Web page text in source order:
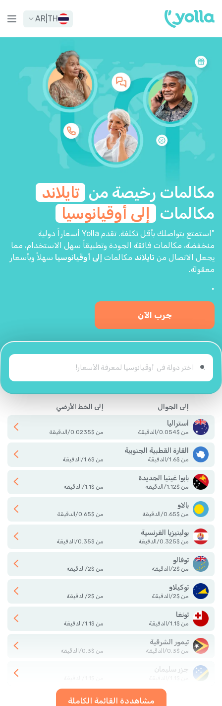
TH
AR
مكالمات رخيصة من تايلاند
مكالمات
إلى أوقيانوسيا
"استمتع بتواصلك بأقل تكلفة. تقدم Yolla أسعاراً دولية
منخفضة، مكالمات فائقة الجودة وتطبيقاً سهل الاستخدام، مما
يجعل الاتصال من تايلاند مكالمات إلى أوقيانوسيا سهلاً وبأسعار
معقولة.
"
جرب الآن
إلى الجوال
إلى الخط الأرضي
أستراليا
من $
0.054
/الدقيقة من $
0.0235
/الدقيقة
القارة القطبية الجنوبية
من $
1.6
/الدقيقة من $
1.6
/الدقيقة
بابوا غينيا الجديدة
من $
1.12
/الدقيقة من $
1.1
/الدقيقة
بالاو
من $
0.65
/الدقيقة من $
0.65
/الدقيقة
بولينيزيا الفرنسية
من $
0.325
/الدقيقة من $
0.35
/الدقيقة
توفالو
من $
2
/الدقيقة من $
2
/الدقيقة
توكيلاو
من $
2
/الدقيقة من $
2
/الدقيقة
تونغا
من $
1.1
/الدقيقة من $
1.1
/الدقيقة
تيمور الشرقية
من $
0.3
/الدقيقة من $
0.3
/الدقيقة
جزر سليمان
مشاهددة القائمة الكاملة